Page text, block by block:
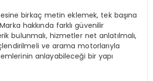
birkaç metin eklemek, tek başına
hakkında farklı güvenilir
bulunmalı, hizmetler net anlatılmalı,
ve arama motorlarıyla
anlayabileceği bir yapı